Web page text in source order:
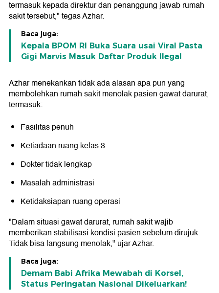
termasuk kepada direktur dan penanggung jawab rumah
sakit tersebut," tegas Azhar.
Baca juga:
Kepala BPOM RI Buka Suara usai Viral Pasta
Gigi Marvis Masuk Daftar Produk Ilegal
Azhar menekankan tidak ada alasan apa pun yang
membolehkan rumah sakit menolak pasien gawat darurat,
termasuk:
Fasilitas penuh
Ketiadaan ruang kelas 3
Dokter tidak lengkap
Masalah administrasi
Ketidaksiapan ruang operasi
"Dalam situasi gawat darurat, rumah sakit wajib
memberikan stabilisasi kondisi pasien sebelum dirujuk.
Tidak bisa langsung menolak," ujar Azhar.
Baca juga:
Demam Babi Afrika Mewabah di Korsel,
Status Peringatan Nasional Dikeluarkan!